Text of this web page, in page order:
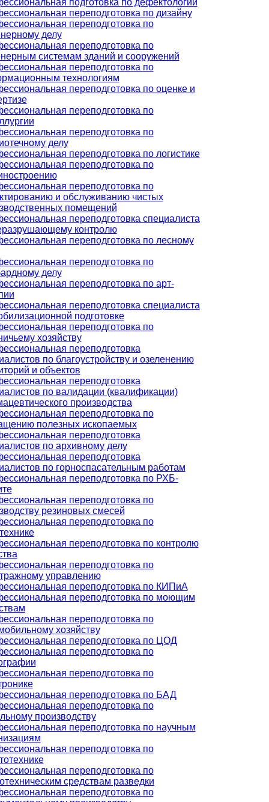
переподготовка по дизайну
переподготовка по
делу
переподготовка по
системам зданий и сооружений
переподготовка по
технологиям
переподготовка по оценке и
переподготовка по
переподготовка по
делу
переподготовка по логистике
переподготовка по
переподготовка по
и обслуживанию чистых
помещений
переподготовка специалиста
контролю
переподготовка по лесному
переподготовка по
делу
переподготовка по арт-
переподготовка специалиста
подготовке
переподготовка по
хозяйству
переподготовка
по благоустройству и озеленению
и объектов
переподготовка
по валидации (квалификации)
производства
переподготовка по
полезных ископаемых
переподготовка
по архивному делу
переподготовка
по горноспасательным работам
переподготовка по РХБ-
переподготовка по
резиновых смесей
переподготовка по
переподготовка по контролю
переподготовка по
управлению
переподготовка по КИПиА
переподготовка по моющим
переподготовка по
хозяйству
переподготовка по ЦОД
переподготовка по
переподготовка по
переподготовка по БАД
переподготовка по
производству
переподготовка по научным
переподготовка по
переподготовка по
средствам разведки
переподготовка по